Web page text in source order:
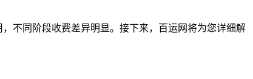
不同阶段收费差异明显。接下来，百运网将为您详细解